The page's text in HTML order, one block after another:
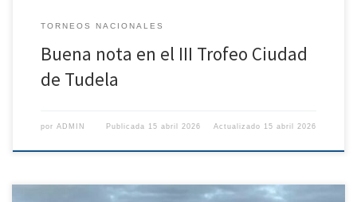
TORNEOS NACIONALES
Buena nota en el III Trofeo Ciudad
de Tudela
por ADMIN Publicada 15 abril 2026 Actualizado 15 abril 2026